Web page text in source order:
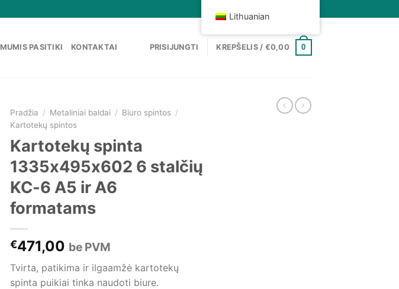
MUMIS PASITIKI KONTAKTAI PRISIJUNGTI KREPŠELIS / €0,00 0
Pradžia / Metaliniai baldai / Biuro spintos /
Kartotekų spintos
Kartotekų spinta
1335x495x602 6 stalčių
KC-6 A5 ir A6
formatams
€471,00 be PVM
Tvirta, patikima ir ilgaamžė kartotekų
spinta puikiai tinka naudoti biure.
Lithuanian